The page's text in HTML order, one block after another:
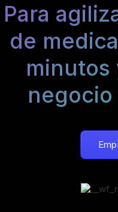
Para
de
minutos
negocio